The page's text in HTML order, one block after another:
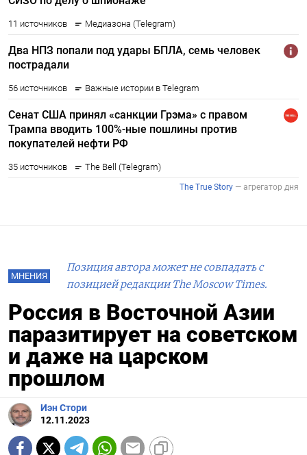
МНЕНИЯ
Позиция автора может не совпадать с
позицией редакции The Moscow Times.
Россия в Восточной Азии
паразитирует на советском
и даже на царском
прошлом
Иэн Стори
12.11.2023